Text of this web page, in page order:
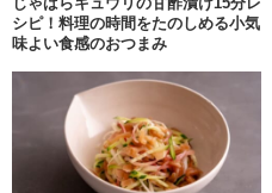
シピ！料理の時間をたのしめる小気
味よい食感のおつまみ